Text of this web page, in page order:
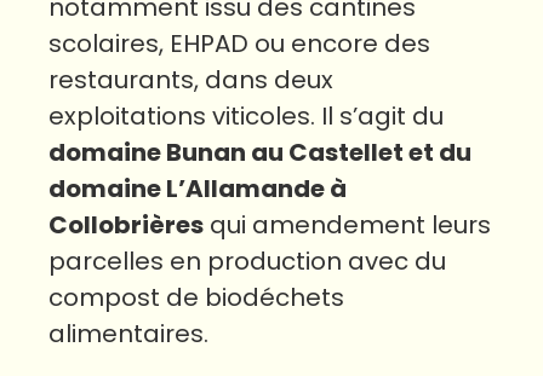
notamment issu des cantines
scolaires, EHPAD ou encore des
restaurants, dans deux
exploitations viticoles. Il s’agit du
domaine Bunan au Castellet et du
domaine L’Allamande à
Collobrières qui amendement leurs
parcelles en production avec du
compost de biodéchets
alimentaires.